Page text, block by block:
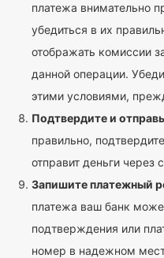
платежа внимательно
убедиться в их
отображать комиссии
данной операции.
этими условиями,
Подтвердите и
правильно,
отправит деньги через
Запишите платежный
платежа ваш банк
подтверждения или
номер в надежном